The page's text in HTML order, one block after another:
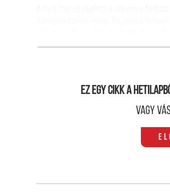
támogatására kérte a pénzt.
Ez egy cikk a
Vagy